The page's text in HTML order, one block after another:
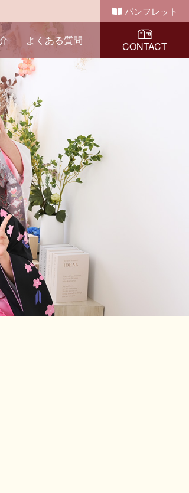
パンフレット
よくある質問 CONTACT